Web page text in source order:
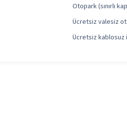
Otopark (sınırlı
Ücretsiz valesiz
Ücretsiz